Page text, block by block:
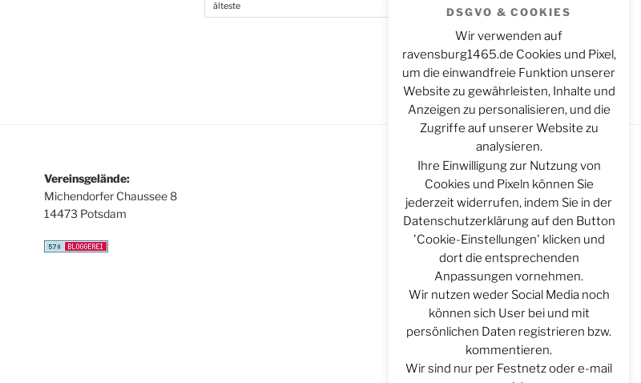
älteste
Vereinsgelände:
Michendorfer Chaussee 8
14473 Potsdam
DSGVO & COOKIES
Wir verwenden auf
ravensburg1465.de Cookies und Pixel,
um die einwandfreie Funktion unserer
Website zu gewährleisten, Inhalte und
Anzeigen zu personalisieren, und die
Zugriffe auf unserer Website zu
analysieren.
Ihre Einwilligung zur Nutzung von
Cookies und Pixeln können Sie
jederzeit widerrufen, indem Sie in der
Datenschutzerklärung auf den Button
'Cookie-Einstellungen' klicken und
dort die entsprechenden
Anpassungen vornehmen.
Wir nutzen weder Social Media noch
können sich User bei und mit
persönlichen Daten registrieren bzw.
kommentieren.
Wir sind nur per Festnetz oder e-mail